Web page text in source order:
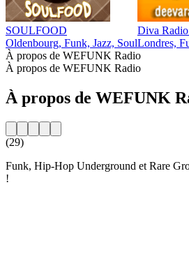
SOULFOOD
Oldenbourg, Funk, Jazz, Soul
Diva
Londres,
À propos de WEFUNK Radio
À propos de WEFUNK Radio
À propos de WEFUNK
(29)
Funk, Hip-Hop Underground et Rare
!